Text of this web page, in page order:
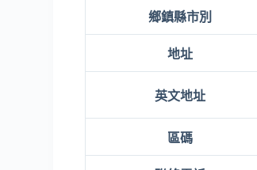
鄉鎮縣市別
地址
英文地址
區碼